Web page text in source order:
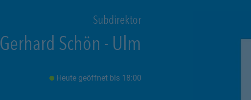
Subdirektor
Gerhard Schön - Ulm
Heute geöffnet bis 18:00